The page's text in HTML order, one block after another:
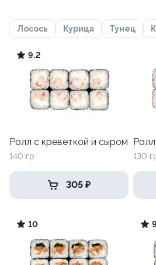
Лосось Курица Тунец
9.2
Ролл с креветкой и сыром
140 гр
305 ₽
130
10